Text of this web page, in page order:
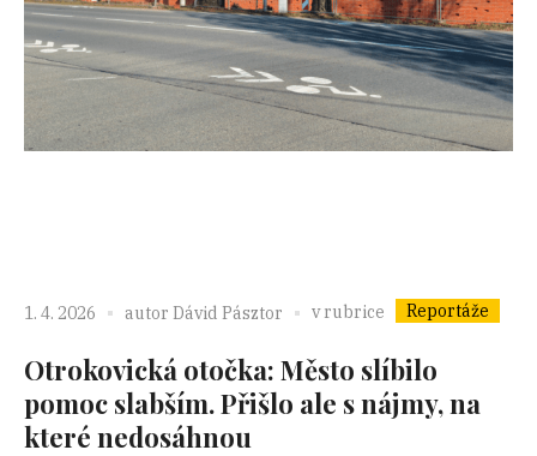
1. 4. 2026 autor Dávid Pásztor v rubrice Reportáže
Otrokovická otočka: Město slíbilo
pomoc slabším. Přišlo ale s nájmy, na
které nedosáhnou